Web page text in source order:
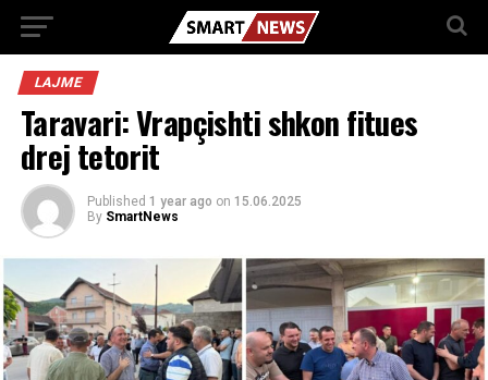
LAJME
Taravari: Vrapçishti shkon fitues
drej tetorit
Published 1 year ago on 15.06.2025
By SmartNews